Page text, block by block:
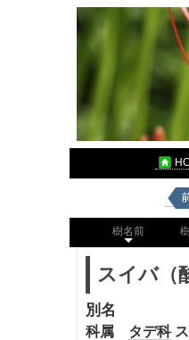
樹名前
スイバ（
別名
科属 タデ科ス